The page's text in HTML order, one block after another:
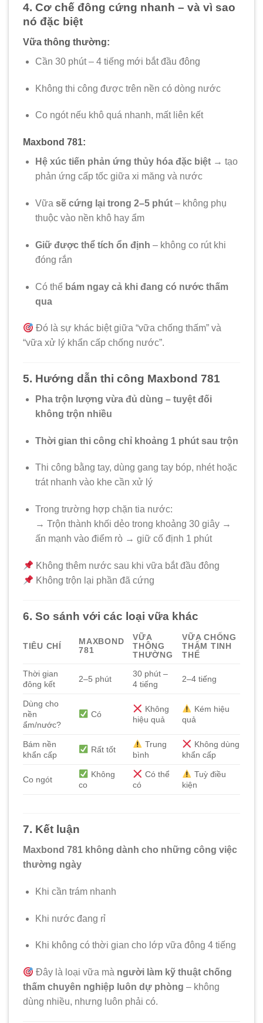
4. Cơ chế đông cứng nhanh – và vì sao
nó đặc biệt
Vữa thông thường:
Cần 30 phút – 4 tiếng mới bắt đầu đông
Không thi công được trên nền có dòng nước
Co ngót nếu khô quá nhanh, mất liên kết
Maxbond 781:
Hệ xúc tiến phản ứng thủy hóa đặc biệt→ tạo
phản ứng cấp tốc giữa xi măng và nước
Vữa sẽ cứng lại trong 2–5 phút– không phụ
thuộc vào nền khô hay ẩm
Giữ được thể tích ổn định – không co rút khi
đóng rắn
Có thể bám ngay cả khi đang có nước thấm
qua
Đó là sự khác biệt giữa “vữa chống thấm” và
“vữa xử lý khẩn cấp chống nước”.
5. Hướng dẫn thi công Maxbond 781
Pha trộn lượng vừa đủ dùng – tuyệt đối
không trộn nhiều
Thời gian thi công chỉ khoảng 1 phút sau trộn
Thi công bằng tay, dùng gang tay bóp, nhét hoặc
trát nhanh vào khe cần xử lý
Trong trường hợp chặn tia nước:
→ Trộn thành khối dẻo trong khoảng 30 giây →
ấn mạnh vào điểm rò → giữ cố định 1 phút
Không thêm nước sau khi vữa bắt đầu đông
Không trộn lại phần đã cứng
6. So sánh với các loại vữa khác
TIÊU CHÍ
MAXBOND
781
VỮA
THÔNG
THƯỜNG
VỮA CHỐNG
THẤM TINH
THỂ
Thời gian
đông kết
2–5 phút
30 phút –
4 tiếng
2–4 tiếng
Dùng cho
nền
ẩm/nước?
Có
Không
hiệu quả
Kém hiệu
quả
Bám nền
khẩn cấp
Rất tốt
Trung
bình
Không dùng
khẩn cấp
Co ngót
Không
co
Có thể
có
Tuỳ điều
kiện
7. Kết luận
Maxbond 781 không dành cho những công việc
thường ngày
Khi cần trám nhanh
Khi nước đang rỉ
Khi không có thời gian cho lớp vữa đông 4 tiếng
Đây là loại vữa mà người làm kỹ thuật chống
thấm chuyên nghiệp luôn dự phòng – không
dùng nhiều, nhưng luôn phải có.